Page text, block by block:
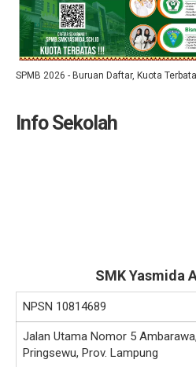
SPMB 2026 - Buruan Daftar, Kuota
Info Sekolah
SMK Yasmida
NPSN 10814689
Jalan Utama Nomor 5
Pringsewu, Prov. Lampung